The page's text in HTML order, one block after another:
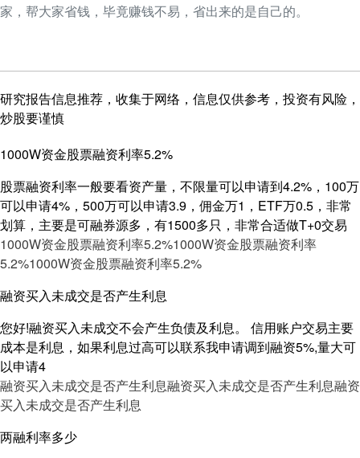
家，帮大家省钱，毕竟赚钱不易，省出来的是自己的。
研究报告信息推荐，收集于网络，信息仅供参考，投资有风险，
炒股要谨慎
1000W资金股票融资利率5.2%
股票融资利率一般要看资产量，不限量可以申请到4.2%，100万
可以申请4%，500万可以申请3.9，佣金万1，ETF万0.5，非常
划算，主要是可融券源多，有1500多只，非常合适做T+0交易
1000W资金股票融资利率5.2%1000W资金股票融资利率
5.2%1000W资金股票融资利率5.2%
融资买入未成交是否产生利息
您好!融资买入未成交不会产生负债及利息。 信用账户交易主要
成本是利息，如果利息过高可以联系我申请调到融资5%,量大可
以申请4
融资买入未成交是否产生利息融资买入未成交是否产生利息融资
买入未成交是否产生利息
两融利率多少